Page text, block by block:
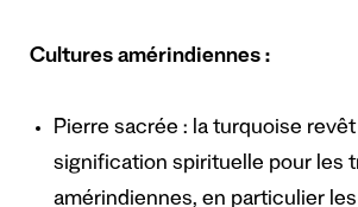
Cultures amérindiennes :
Pierre sacrée : la turquoise
signification spirituelle pour les
amérindiennes, en particulier